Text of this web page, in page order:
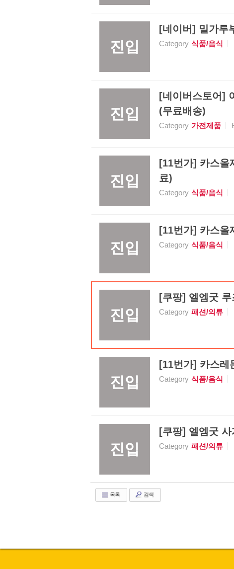
진입
[네이버] 밀가루
Category 식품/음식
진입
[네이버스토어]
(무료배송)
Category 가전제품
진입
[11번가] 카스올
료)
Category 식품/음식
진입
[11번가] 카스올
Category 식품/음식
진입
[쿠팡] 엘엠굿
Category 패션/의류
진입
[11번가] 카스레
Category 식품/음식
진입
[쿠팡] 엘엠굿
Category 패션/의류
목록 검색